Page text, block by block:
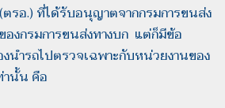
รอ.) ที่ได้รับอนุญาตจากกรมการขนส่ง
งกรมการขนส่งทางบก แต่ก็มีข้อ
นำรถไปตรวจเฉพาะกับหน่วยงานของ
านั้น คือ